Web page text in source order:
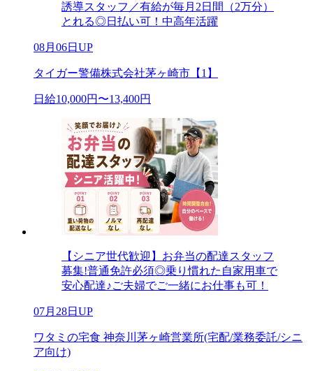
誘導スタッフ／有給が毎月2日間（2万分）
とれる◎日払い可！中高年活躍
08月06日UP
タイガー警備株式会社茅ヶ崎市【1】
日給10,000円〜13,400円
【シニア世代歓迎】お弁当の配達スタッフ
募集!普通免許必須◎乗り慣れた自家用車で
安心配達♪ご夫婦でご一緒にお仕事も可！
07月28日UP
ワタミの宅食 神奈川茅ヶ崎営業所(宅配/業務委託/シニ
ア向け)